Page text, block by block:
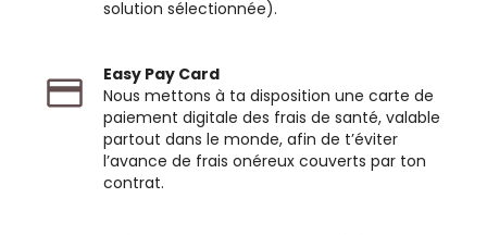
solution sélectionnée).
Easy Pay Card
Nous mettons à ta disposition une carte de
paiement digitale des frais de santé, valable
partout dans le monde, afin de t’éviter
l’avance de frais onéreux couverts par ton
contrat.